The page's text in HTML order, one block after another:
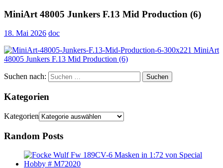
MiniArt 48005 Junkers F.13 Mid Production (6)
18. Mai 2026 doc
Suchen nach: Suchen
Kategorien
Kategorien
Random Posts